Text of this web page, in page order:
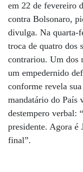
em 22 de fevereiro
contra Bolsonaro,
divulga. Na quarta-
troca de quatro dos
contrariou. Um dos
um empedernido
conforme revela
mandatário do País
destempero verbal:
presidente. Agora
final”.